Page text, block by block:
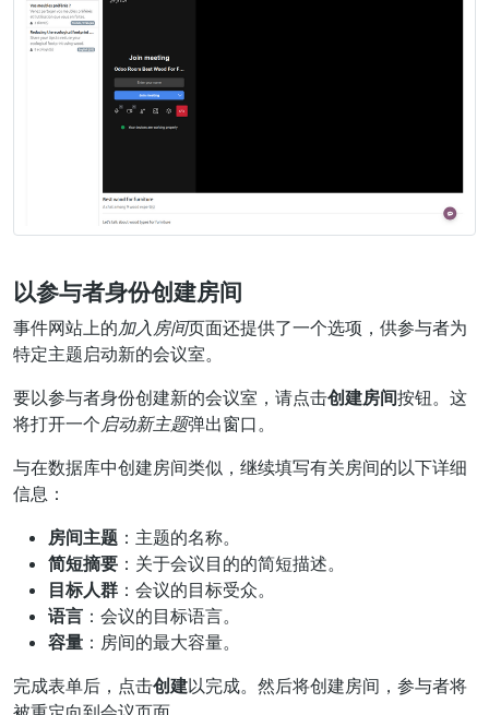
以参与者身份创建房间
事件网站上的加入房间页面还提供了一个选项，供参与者为
特定主题启动新的会议室。
要以参与者身份创建新的会议室，请点击创建房间按钮。这
将打开一个 启动新主题弹出窗口。
与在数据库中创建房间类似，继续填写有关房间的以下详细
信息：
房间主题 ：主题的名称。
简短摘要 ：关于会议目的的简短描述。
目标人群 ：会议的目标受众。
语言 ：会议的目标语言。
容量 ：房间的最大容量。
完成表单后，点击创建以完成。然后将创建房间，参与者将